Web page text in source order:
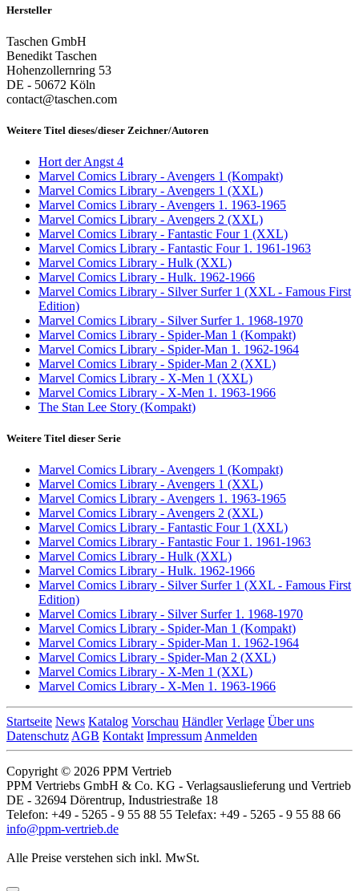
Hersteller
Taschen GmbH
Benedikt Taschen
Hohenzollernring 53
DE - 50672 Köln
contact@taschen.com
Weitere Titel dieses/dieser Zeichner/Autoren
Hort der Angst 4
Marvel Comics Library - Avengers 1 (Kompakt)
Marvel Comics Library - Avengers 1 (XXL)
Marvel Comics Library - Avengers 1. 1963-1965
Marvel Comics Library - Avengers 2 (XXL)
Marvel Comics Library - Fantastic Four 1 (XXL)
Marvel Comics Library - Fantastic Four 1. 1961-1963
Marvel Comics Library - Hulk (XXL)
Marvel Comics Library - Hulk. 1962-1966
Marvel Comics Library - Silver Surfer 1 (XXL - Famous First
Edition)
Marvel Comics Library - Silver Surfer 1. 1968-1970
Marvel Comics Library - Spider-Man 1 (Kompakt)
Marvel Comics Library - Spider-Man 1. 1962-1964
Marvel Comics Library - Spider-Man 2 (XXL)
Marvel Comics Library - X-Men 1 (XXL)
Marvel Comics Library - X-Men 1. 1963-1966
The Stan Lee Story (Kompakt)
Weitere Titel dieser Serie
Marvel Comics Library - Avengers 1 (Kompakt)
Marvel Comics Library - Avengers 1 (XXL)
Marvel Comics Library - Avengers 1. 1963-1965
Marvel Comics Library - Avengers 2 (XXL)
Marvel Comics Library - Fantastic Four 1 (XXL)
Marvel Comics Library - Fantastic Four 1. 1961-1963
Marvel Comics Library - Hulk (XXL)
Marvel Comics Library - Hulk. 1962-1966
Marvel Comics Library - Silver Surfer 1 (XXL - Famous First
Edition)
Marvel Comics Library - Silver Surfer 1. 1968-1970
Marvel Comics Library - Spider-Man 1 (Kompakt)
Marvel Comics Library - Spider-Man 1. 1962-1964
Marvel Comics Library - Spider-Man 2 (XXL)
Marvel Comics Library - X-Men 1 (XXL)
Marvel Comics Library - X-Men 1. 1963-1966
Startseite News Katalog Vorschau Händler Verlage Über uns
Datenschutz AGB Kontakt Impressum Anmelden
Copyright © 2026 PPM Vertrieb
PPM Vertriebs GmbH & Co. KG - Verlagsauslieferung und Vertrieb
DE - 32694 Dörentrup, Industriestraße 18
Telefon: +49 - 5265 - 9 55 88 55 Telefax: +49 - 5265 - 9 55 88 66
info@ppm-vertrieb.de
Alle Preise verstehen sich inkl. MwSt.